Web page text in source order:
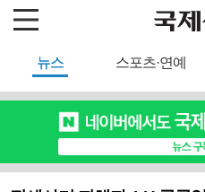
뉴스 스포츠·연예